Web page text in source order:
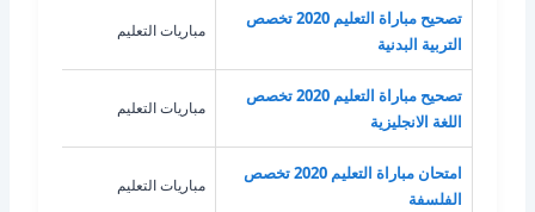
تصحيح مباراة التعليم 2020 تخصص
التربية البدنية
مباريات التعليم
تصحيح مباراة التعليم 2020 تخصص
اللغة الانجليزية
مباريات التعليم
امتحان مباراة التعليم 2020 تخصص
الفلسفة
مباريات التعليم